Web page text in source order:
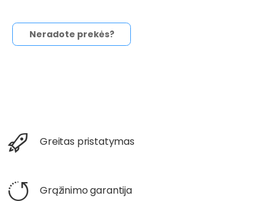
Neradote prekės?
Greitas pristatymas
Grąžinimo garantija